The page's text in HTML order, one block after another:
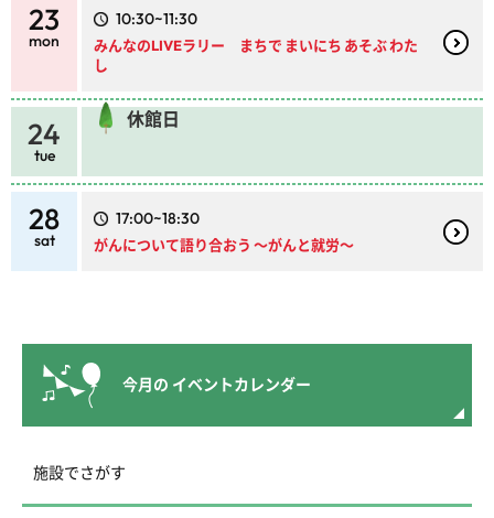
23
mon
10:30~11:30
みんなのLIVEラリー まちで まいにち あそぶ わた
し
24
tue
休館日
28
sat
17:00~18:30
がんについて語り合おう ～がんと就労～
今月の イベントカレンダー
施設でさがす